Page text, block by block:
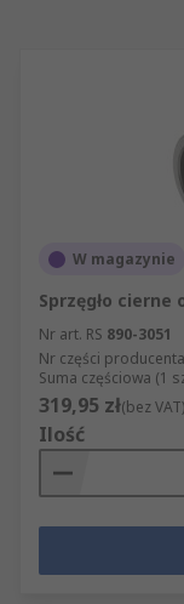
W magazynie
Sprzęgło cierne
Nr art. RS 890-3051
Nr części producenta
Suma częściowa (1
319,95 zł(bez VAT)
Ilość